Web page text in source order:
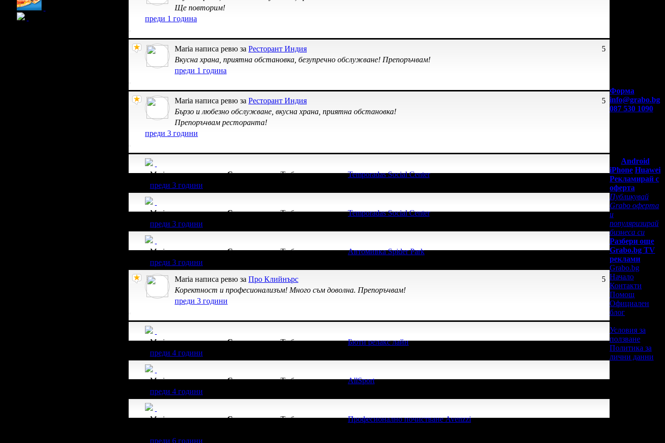
Ще повторим!
преди 1 година
5
Maria написа ревю за Ресторант Индия
Вкусна храна, приятна обстановка, безупречно обслужване! Препоръчвам!
преди 1 година
5
Maria написа ревю за Ресторант Индия
Бързо и любезно обслужване, вкусна храна, приятна обстановка!
Препоръчвам ресторанта!
преди 3 години
Maria получава значкаСупер клиент. Тябеше връчена отTemporadas Social Center, защото е лоялен клиент.
преди 3 години
Maria получава значкаСупер клиент. Тябеше връчена отTemporadas Social Center, защото е лоялен клиент.
преди 3 години
Maria получава значкаСупер клиент. Тябеше връчена отАвтомивка Spider Park, защото е лоялен клиент.
преди 3 години
5
Maria написа ревю за Про Клийнърс
Коректност и професионализъм! Много съм доволна. Препоръчвам!
преди 3 години
Maria получава значкаСупер клиент. Тябеше връчена отБюти релакс лайн, защото е лоялен клиент.
преди 4 години
Maria получава значкаСупер клиент. Тябеше връчена отAllSport, защото е лоялен клиент.
преди 4 години
Maria получава значкаСупер клиент. Тябеше връчена отПрофесионално почистване Avenzzi, защото е лоялен
преди 6 години
Форма
info@grabo.bg
087 530 1090
Android
iPhone Huawei
Рекламирай с
оферта
Публикувай
Grabo оферта
и
популяризирай
бизнеса си
Разбери още
Grabo.bg TV
реклами
Grabo.bg
Начало
Контакти
Помощ
Официален
блог
Условия за
ползване
Политика за
лични данни